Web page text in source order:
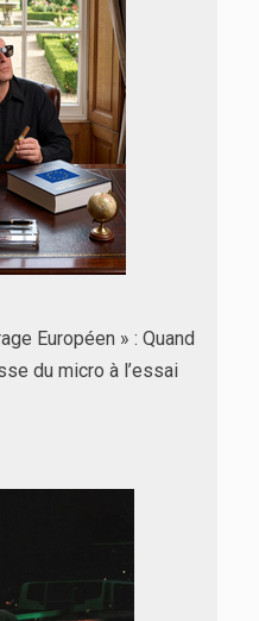
Européen » : Quand
du micro à l’essai